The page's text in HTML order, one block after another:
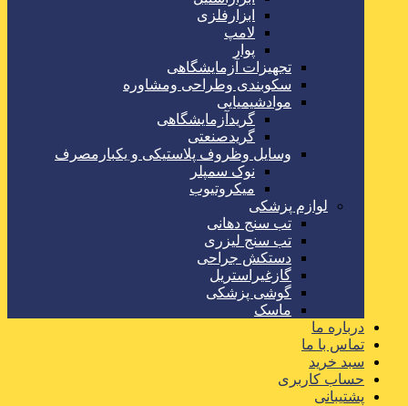
ابزارفلزی
لامپ
پوار
تجهیزات آزمایشگاهی
سکوبندی وطراحی ومشاوره
موادشیمیایی
گریدآزمایشگاهی
گریدصنعتی
وسایل وظروف پلاستیکی و یکبارمصرف
نوک سمپلر
میکروتیوب
لوازم پزشکی
تب سنج دهانی
تب سنج لیزری
دستکش جراحی
گازغیراستریل
گوشی پزشکی
ماسک
درباره ما
تماس با ما
سبد خرید
حساب کاربری
پشتیبانی